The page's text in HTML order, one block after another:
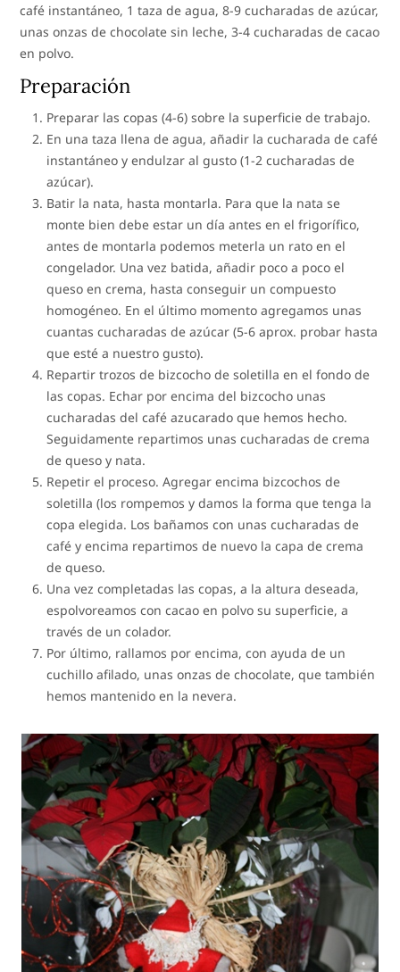
café instantáneo, 1 taza de agua, 8-9 cucharadas de azúcar,
unas onzas de chocolate sin leche, 3-4 cucharadas de cacao
en polvo.
Preparación
Preparar las copas (4-6) sobre la superficie de trabajo.
En una taza llena de agua, añadir la cucharada de café
instantáneo y endulzar al gusto (1-2 cucharadas de
azúcar).
Batir la nata, hasta montarla. Para que la nata se
monte bien debe estar un día antes en el frigorífico,
antes de montarla podemos meterla un rato en el
congelador. Una vez batida, añadir poco a poco el
queso en crema, hasta conseguir un compuesto
homogéneo. En el último momento agregamos unas
cuantas cucharadas de azúcar (5-6 aprox. probar hasta
que esté a nuestro gusto).
Repartir trozos de bizcocho de soletilla en el fondo de
las copas. Echar por encima del bizcocho unas
cucharadas del café azucarado que hemos hecho.
Seguidamente repartimos unas cucharadas de crema
de queso y nata.
Repetir el proceso. Agregar encima bizcochos de
soletilla (los rompemos y damos la forma que tenga la
copa elegida. Los bañamos con unas cucharadas de
café y encima repartimos de nuevo la capa de crema
de queso.
Una vez completadas las copas, a la altura deseada,
espolvoreamos con cacao en polvo su superficie, a
través de un colador.
Por último, rallamos por encima, con ayuda de un
cuchillo afilado, unas onzas de chocolate, que también
hemos mantenido en la nevera.